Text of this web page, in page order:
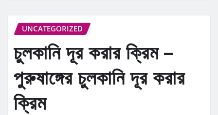
UNCATEGORIZED
চুলকানি দূর করার ক্রিম –
পুরুষাঙ্গের চুলকানি দূর করার
ক্রিম